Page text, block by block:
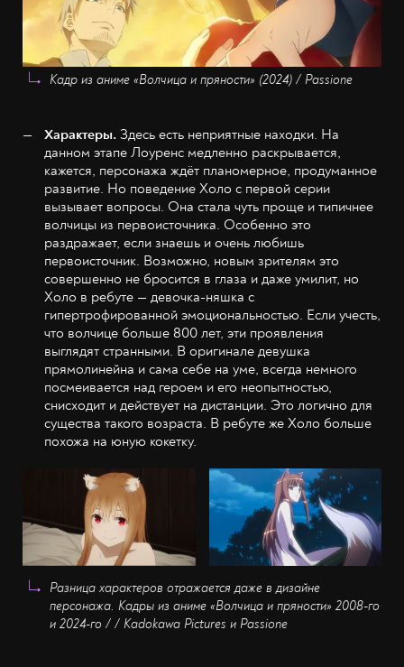
Кадр из аниме «Волчица и пряности» (2024) / Passione
Характеры. Здесь есть неприятные находки. На
данном этапе Лоуренс медленно раскрывается,
кажется, персонажа ждёт планомерное, продуманное
развитие. Но поведение Холо с первой серии
вызывает вопросы. Она стала чуть проще и типичнее
волчицы из первоисточника. Особенно это
раздражает, если знаешь и очень любишь
первоисточник. Возможно, новым зрителям это
совершенно не бросится в глаза и даже умилит, но
Холо в ребуте — девочка-няшка с
гипертрофированной эмоциональностью. Если учесть,
что волчице больше 800 лет, эти проявления
выглядят странными. В оригинале девушка
прямолинейна и сама себе на уме, всегда немного
посмеивается над героем и его неопытностью,
снисходит и действует на дистанции. Это логично для
существа такого возраста. В ребуте же Холо больше
похожа на юную кокетку.
Разница характеров отражается даже в дизайне
персонажа. Кадры из аниме «Волчица и пряности» 2008-го
и 2024-го / / Kadokawa Pictures и Passione